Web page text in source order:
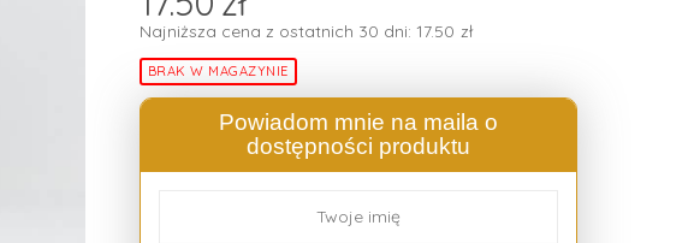
Najniższa cena z ostatnich 30 dni: 17.50 zł
BRAK W MAGAZYNIE
Powiadom mnie na maila o
dostępności produktu